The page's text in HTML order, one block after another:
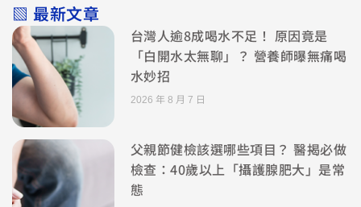
▧ 最新文章
台灣人逾8成喝水不足！ 原因竟是
「白開水太無聊」？ 營養師曝無痛喝
水妙招
2026 年 8 月 7 日
父親節健檢該選哪些項目？ 醫揭必做
檢查：40歲以上「攝護腺肥大」是常
態